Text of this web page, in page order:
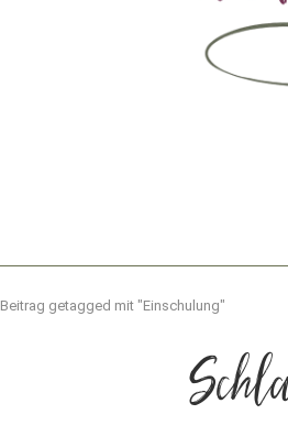
Beitrag getagged mit "Einschulung"